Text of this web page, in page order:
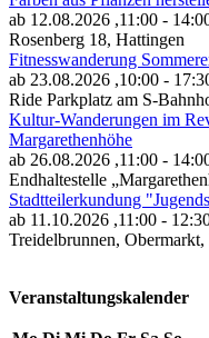
ab 12.08.2026 ,11:00 -
Rosenberg 18, Hattingen
Fitnesswanderung
ab 23.08.2026 ,10:00 -
Ride Parkplatz am S-
Kultur-Wanderungen im
Margarethenhöhe
ab 26.08.2026 ,11:00 -
Endhaltestelle
Stadtteilerkundung
ab 11.10.2026 ,11:00 -
Treidelbrunnen, Obermarkt,
Veranstaltungskalender